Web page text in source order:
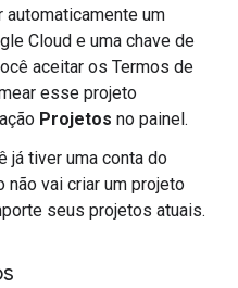
automaticamente um
Cloud e uma chave de
aceitar os Termos de
esse projeto
Projetos no painel.
já tiver uma conta do
não vai criar um projeto
seus projetos atuais.